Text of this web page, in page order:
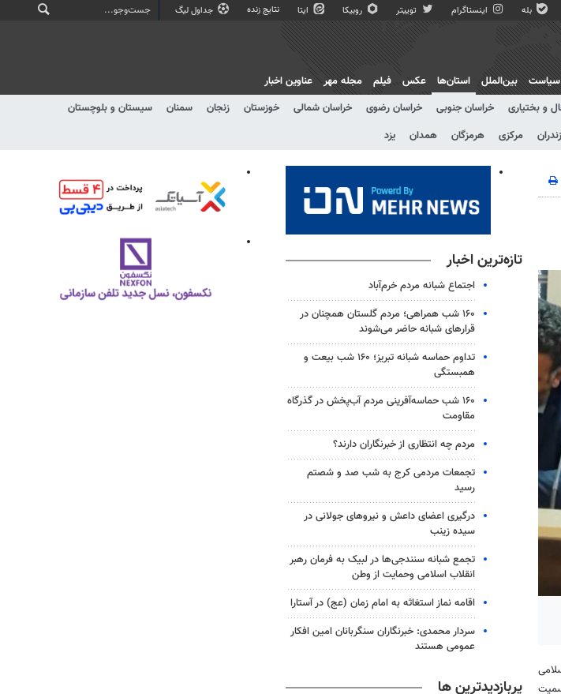
بله اینستاگرام توییتر روبیکا ایتا نتایج زنده جداول لیگ
سیاست بین‌الملل
استان‌ها
و بختیاری خراسان جنوبی خراسان رضوی خراسان شمالی خوزستان زنجان سمنان
سیستان و بلوچستان
مرکزی هرمزگان همدان یزد
عکس فیلم مجله مهر عناوین اخبار
تازه‌ترین اخبار
اجتماع شبانه مردم خرم‌آباد
۱۶۰ شب همراهی؛ مردم گلستان همچنان در
قرارهای شبانه حاضر می‌شوند
تداوم حماسه شبانه تبریز؛ ۱۶۰ شب بیعت و
همبستگی
۱۶۰ شب حماسه‌آفرینی مردم آب‌پخش در گذرگاه
مقاومت
مردم چه انتظاری از خبرنگاران دارند؟
تجمعات مردمی کرج به شب صد و شصتم
رسید
درگیری اعضای داعش و نیروهای جولانی در
سیده زینب
تجمع شبانه سنندجی‌ها در لبیک به فرمان رهبر
انقلاب اسلامی وحمایت از وطن
اقامه نماز استغاثه به امام زمان (عج) در آستارا
سردار محمدی: خبرنگاران سنگربانان امین افکار
عمومی هستند
پربازدیدترین ها